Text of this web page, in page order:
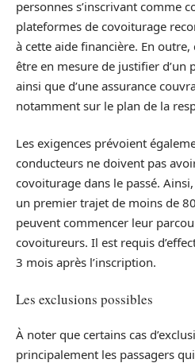
personnes s’inscrivant comme
plateformes de covoiturage
à cette aide financière. En
être en mesure de justifier d’un
ainsi que d’une assurance
notamment sur le plan de la
Les exigences prévoient
conducteurs ne doivent pas
covoiturage dans le passé.
un premier trajet de moins de
peuvent commencer leur
covoitureurs. Il est requis
3 mois après l’inscription.
Les exclusions possibles
À noter que certains cas
principalement les passagers